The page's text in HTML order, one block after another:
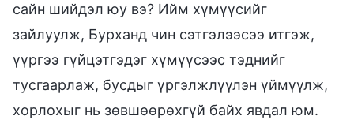
сайн шийдэл юу вэ? Ийм хүмүүсийг
зайлуулж, Бурханд чин сэтгэлээсээ итгэж,
үүргээ гүйцэтгэдэг хүмүүсээс тэднийг
тусгаарлаж, бусдыг үргэлжлүүлэн үймүүлж,
хорлохыг нь зөвшөөрөхгүй байх явдал юм.